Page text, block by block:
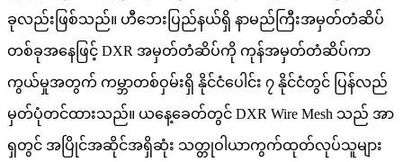
ခုလည်းဖြစ်သည်။ ဟီဘေးပြည်နယ်ရှိ နာမည်ကြီးအမှတ်တံဆိပ်
တစ်ခုအနေဖြင့် DXR အမှတ်တံဆိပ်ကို ကုန်အမှတ်တံဆိပ်ကာ
ကွယ်မှုအတွက် ကမ္ဘာတစ်ဝှမ်းရှိ နိုင်ငံပေါင်း ၇ နိုင်ငံတွင် ပြန်လည်
မှတ်ပုံတင်ထားသည်။ ယနေ့ခေတ်တွင် DXR Wire Mesh သည် အာ
ရှတွင် အပြိုင်အဆိုင်အရှိဆုံး သတ္တုဝါယာကွက်ထုတ်လုပ်သူများ